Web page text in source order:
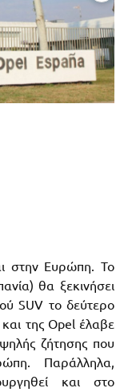
στην Ευρώπη. Το
θα ξεκινήσει
SUV το δεύτερο
της Opel έλαβε
ζήτησης που
Παράλληλα,
και στο